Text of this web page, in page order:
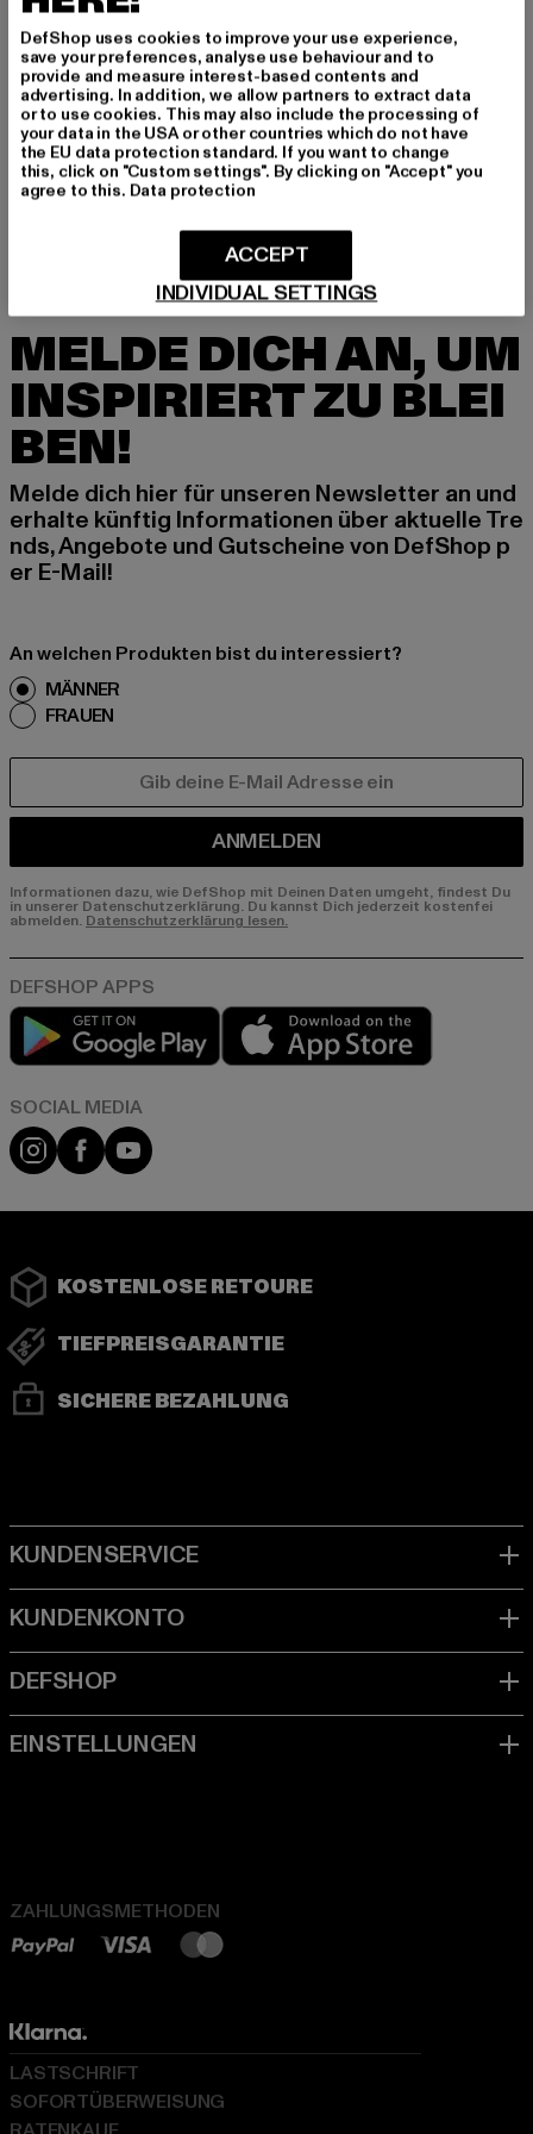
ANOTHER COTTON LAB
Good Karma Kids
33,99 EUR
Derzeitiger Preis: 33,99 EUR
49,99 EUR Aktionspreis: 49,99 EUR
ANOTHER COTTON LAB
Derzeitiger Preis: 33,99 EUR
Aktionspreis:
MELDE DICH AN, UM
INSPIRIERT ZU BLEI
BEN!
Melde dich hier für unseren Newsletter an und
erhalte künftig Informationen über aktuelle Tre
nds, Angebote und Gutscheine von DefShop p
er E-Mail!
An welchen Produkten bist du interessiert?
MÄNNER
FRAUEN
ANMELDEN
Informationen dazu, wie DefShop mit Deinen Daten umgeht, findest Du
in unserer Datenschutzerklärung. Du kannst Dich jederzeit kostenfei
abmelden. Datenschutzerklärung lesen.
Play market
Instagram
FacebookYouTube
KOSTENLOSE RETOURE
TIEFPREISGARANTIE
SICHERE BEZAHLUNG
ZAHLUNGSMETHODEN
LASTSCHRIFT
SOFORTÜBERWEISUNG
DefShop uses cookies to improve your use experience,
save your preferences, analyse use behaviour and to
provide and measure interest-based contents and
advertising. In addition, we allow partners to extract data
or to use cookies. This may also include the processing of
your data in the USA or other countries which do not have
the EU data protection standard. If you want to change
this, click on "Custom settings". By clicking on "Accept" you
agree to this. Data protection
INDIVIDUAL SETTINGS
ACCEPT